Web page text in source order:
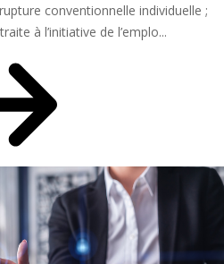
conventionnelle individuelle ;
à l’initiative de l’emplo...